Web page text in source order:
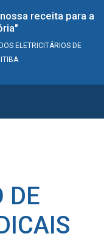
nossa receita para a
ELETRICITÁRIOS DE
DE